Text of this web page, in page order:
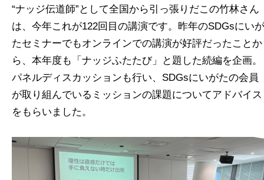
“ナッジ伝道師”として全国から引っ張りだこの竹林さん
は、今年これが122回目の講演です。昨年のSDGsにいが
たセミナーでもオンラインでの講演が好評だったことか
ら、本年度も「ナッジふたたび」と題した続編を企画。
パネルディスカッションも行い、SDGsにいがたの会員
が取り組んでいるミッションの課題についてアドバイス
をもらいました。